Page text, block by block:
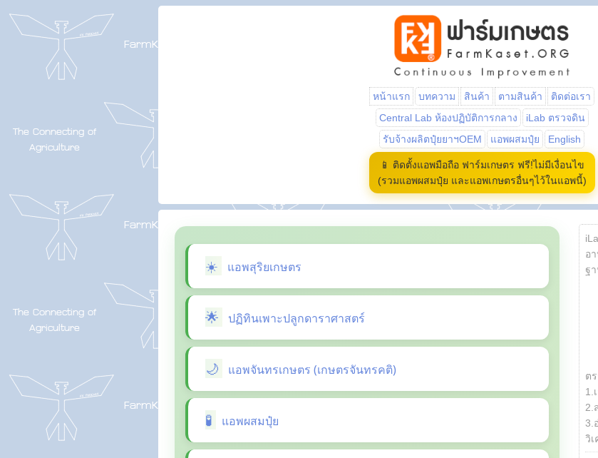
หน้าแรก บทความ สินค้า ตามสินค้า
ติดต่อเรา
Central Lab ห้องปฏิบัติการกลาง
iLab ตรวจดิน
รับจ้างผลิตปุ๋ยยาฯOEM
แอพผสมปุ๋ย English
📱 ติดตั้งแอพมือถือ ฟาร์มเกษตร ฟรี!ไม่มีเงื่อนไข
(รวมแอพผสมปุ๋ย และแอพเกษตรอื่นๆไว้ในแอพนี้)
แอพสุริยเกษตร
ปฏิทินเพาะปลูกดาราศาสตร์
แอพจันทรเกษตร (เกษตรจันทรคติ)
แอพผสมปุ๋ย
อ
ฐ
ต
1.
2.
3.
วิ